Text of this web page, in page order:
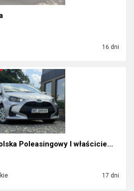
16 dni
Poleasingowy I właścicie...
17 dni